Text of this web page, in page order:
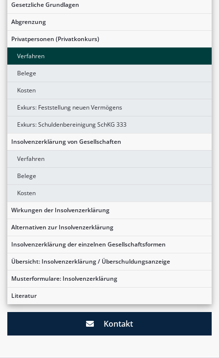
Gesetzliche Grundlagen
Abgrenzung
Privatpersonen (Privatkonkurs)
Verfahren
Belege
Kosten
Exkurs: Feststellung neuen Vermögens
Exkurs: Schuldenbereinigung SchKG 333
Insolvenzerklärung von Gesellschaften
Verfahren
Belege
Kosten
Wirkungen der Insolvenzerklärung
Alternativen zur Insolvenzerklärung
Insolvenzerklärung der einzelnen Gesellschaftsformen
Übersicht: Insolvenzerklärung / Überschuldungsanzeige
Musterformulare: Insolvenzerklärung
Literatur
Kontakt